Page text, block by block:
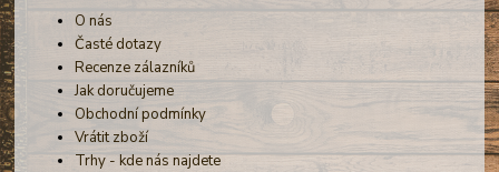
O nás
Časté dotazy
Recenze zálazníků
Jak doručujeme
Obchodní podmínky
Vrátit zboží
Trhy - kde nás najdete